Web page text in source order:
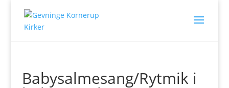
Babysalmesang/Rytmik i